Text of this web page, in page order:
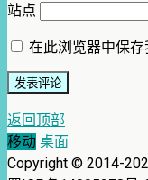
站点
在此浏览器中保存
返回顶部
移动 桌面
Copyright © 2014-